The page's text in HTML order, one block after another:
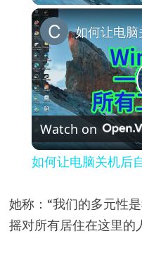
Watch on
如何让电脑关机后
她称：“我们的多元性
摇对所有居住在这里的